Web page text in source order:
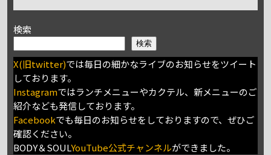
検索
検索
X(旧twitter)では毎日の細かなライブのお知らせをツイート
しております。
Instagramではランチメニューやカクテル、新メニューのご
紹介なども発信しております。
Facebookでも毎日のお知らせをしておりますので、ぜひご
確認ください。
BODY＆SOULYouTube公式チャンネルができました。